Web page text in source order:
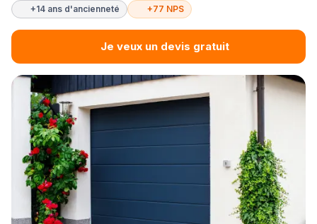
+14 ans d'ancienneté +77 NPS
Je veux un devis gratuit